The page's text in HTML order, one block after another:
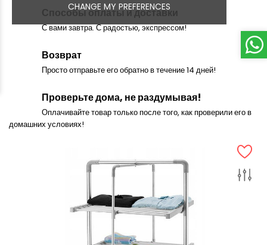
CHANGE MY PREFERENCES
Способы оплаты и доставки
С вами завтра. С радостью, экспрессом!
Возврат
Просто отправьте его обратно в течение 14 дней!
Проверьте дома, не раздумывая!
Оплачивайте товар только после того, как проверили его в
домашних условиях!